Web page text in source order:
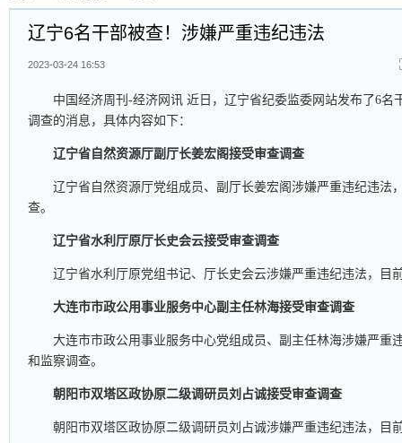
辽宁6名干部被查！涉嫌严重违纪违法
2023-03-24 16:53
中国经济周刊-经济网讯 近日，辽宁省纪委监委网站发布了6名
调查的消息，具体内容如下：
辽宁省自然资源厅副厅长姜宏阁接受审查调查
辽宁省自然资源厅党组成员、副厅长姜宏阁涉嫌严重违纪违法
查。
辽宁省水利厅原厅长史会云接受审查调查
辽宁省水利厅原党组书记、厅长史会云涉嫌严重违纪违法，目
大连市市政公用事业服务中心副主任林海接受审查调查
大连市市政公用事业服务中心党组成员、副主任林海涉嫌严重
和监察调查。
朝阳市双塔区政协原二级调研员刘占诚接受审查调查
朝阳市双塔区政协原二级调研员刘占诚涉嫌严重违纪违法，目